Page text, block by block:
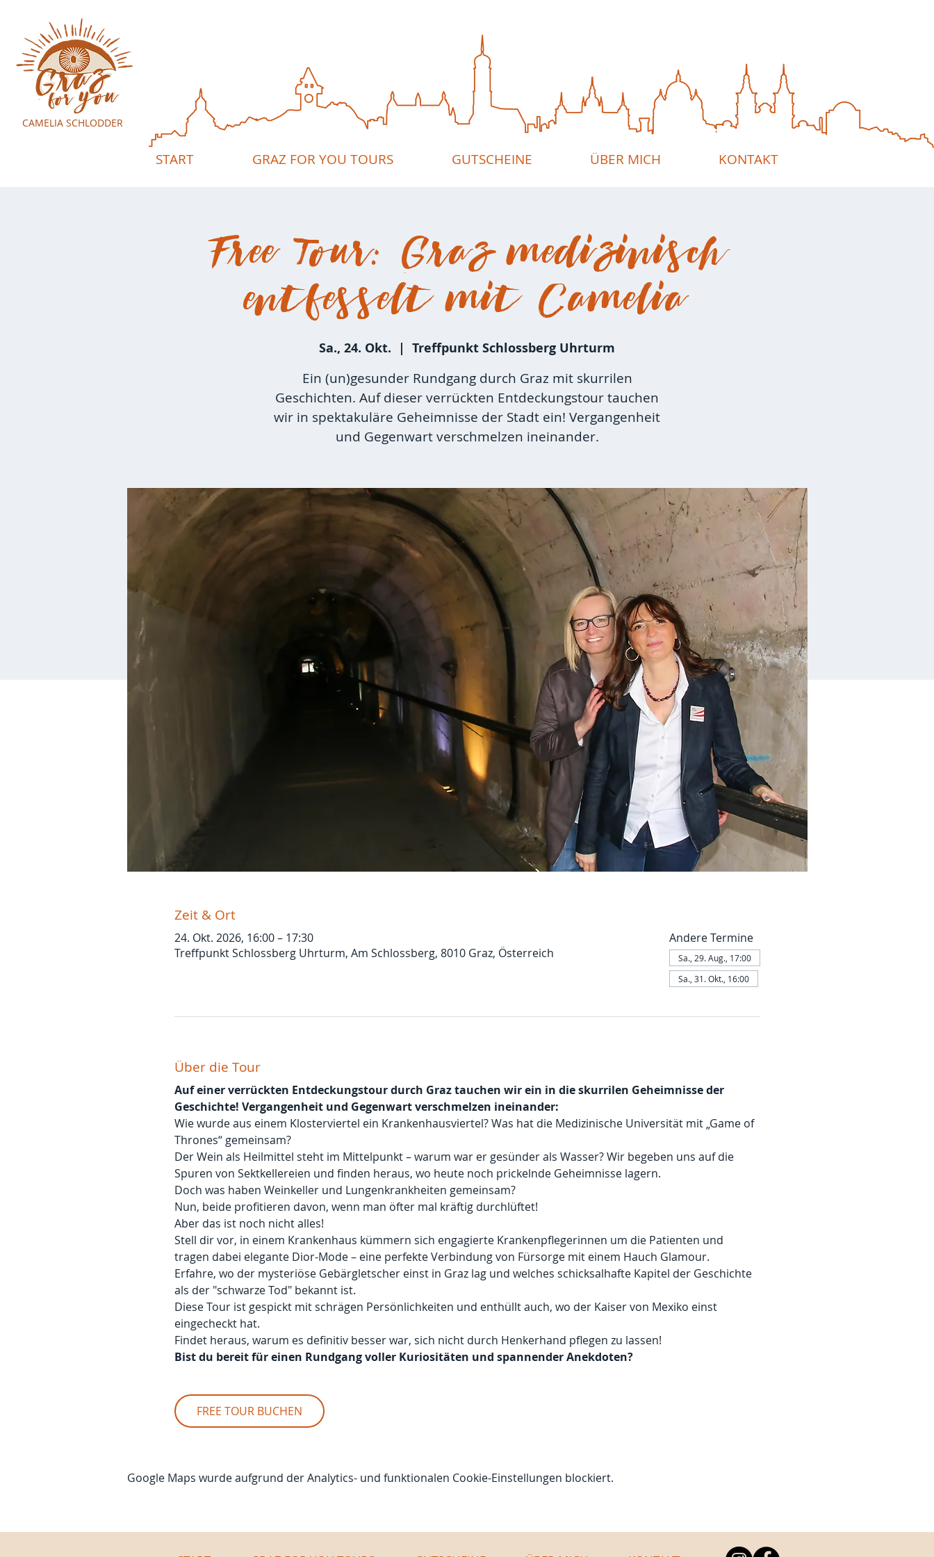
CAMELIA SCHLODDER
START GRAZ FOR YOU TOURS GUTSCHEINE ÜBER MICH KONTAKT
Free Tour: Graz medizinisch
entfesselt mit Camelia
Sa., 24. Okt.
  |
Treffpunkt Schlossberg Uhrturm
Ein (un)gesunder Rundgang durch Graz mit skurrilen
Geschichten. Auf dieser verrückten Entdeckungstour tauchen
wir in spektakuläre Geheimnisse der Stadt ein! Vergangenheit
und Gegenwart verschmelzen ineinander.
Zeit & Ort
24. Okt. 2026, 16:00 – 17:30
Treffpunkt Schlossberg Uhrturm, Am Schlossberg, 8010 Graz, Österreich
Andere Termine
Sa., 29. Aug., 17:00
Sa., 31. Okt., 16:00
Über die Tour
Auf einer verrückten Entdeckungstour durch Graz tauchen wir ein in die skurrilen Geheimnisse der
Geschichte! Vergangenheit und Gegenwart verschmelzen ineinander:
Wie wurde aus einem Klosterviertel ein Krankenhausviertel? Was hat die Medizinische Universität mit „Game of
Thrones“ gemeinsam?
Der Wein als Heilmittel steht im Mittelpunkt – warum war er gesünder als Wasser? Wir begeben uns auf die
Spuren von Sektkellereien und finden heraus, wo heute noch prickelnde Geheimnisse lagern.
Doch was haben Weinkeller und Lungenkrankheiten gemeinsam?
Nun, beide profitieren davon, wenn man öfter mal kräftig durchlüftet!
Aber das ist noch nicht alles!
Stell dir vor, in einem Krankenhaus kümmern sich engagierte Krankenpflegerinnen um die Patienten und
tragen dabei elegante Dior-Mode – eine perfekte Verbindung von Fürsorge mit einem Hauch Glamour.
Erfahre, wo der mysteriöse Gebärgletscher einst in Graz lag und welches schicksalhafte Kapitel der Geschichte
als der "schwarze Tod" bekannt ist.
Diese Tour ist gespickt mit schrägen Persönlichkeiten und enthüllt auch, wo der Kaiser von Mexiko einst
eingecheckt hat.
Findet heraus, warum es definitiv besser war, sich nicht durch Henkerhand pflegen zu lassen!
Bist du bereit für einen Rundgang voller Kuriositäten und spannender Anekdoten?
FREE TOUR BUCHEN
Google Maps wurde aufgrund der Analytics- und funktionalen Cookie-Einstellungen blockiert.